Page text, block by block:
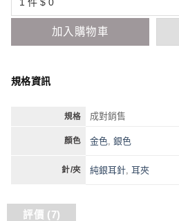
加入購物車
規格資訊
規格 成對銷售
顏色 金色 ,銀色
針/夾 純銀耳針 耳夾
評價 (7)